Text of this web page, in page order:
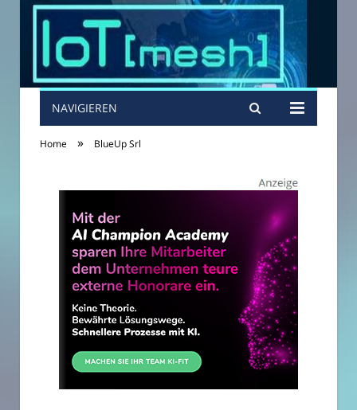
NAVIGIEREN
Home » BlueUp Srl